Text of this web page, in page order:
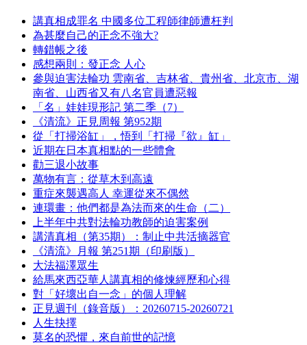
講真相成罪名 中國多位工程師律師遭枉判
為甚麼自己的正念不強大?
轉錯帳之後
感想兩則：發正念 人心
參與迫害法輪功 雲南省、吉林省、貴州省、北京市、湖
南省、山西省又有八名官員遭惡報
「名」娃娃現形記 第二季（7）
《清流》正見周報 第952期
從「打掃浴缸」，悟到「打掃『欲』缸」
近期在日本真相點的一些體會
勸三退小故事
萬物有言：從草木到高遠
重症來襲遇高人 幸運從來不偶然
連環畫：他們都是為法而來的生命（二）
上半年中共對法輪功教師的迫害案例
講清真相（第35期）：制止中共活摘器官
《清流》月報 第251期（印刷版）
大法福澤眾生
給馬來西亞華人講真相的修煉經歷和心得
對「好壞出自一念」的個人理解
正見週刊（錄音版）：20260715-20260721
人生抉擇
莫名的恐懼，來自前世的記憶